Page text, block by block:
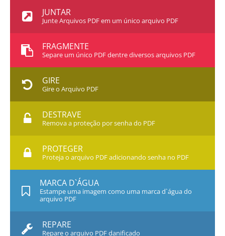
JUNTAR
Junte Arquivos PDF em um único arquivo PDF
FRAGMENTE
Separe um único PDF dentre diversos arquivos PDF
GIRE
Gire o Arquivo PDF
DESTRAVE
Remova a proteção por senha do PDF
PROTEGER
Proteja o arquivo PDF adicionando senha no PDF
MARCA D`ÁGUA
Estampe uma imagem como uma marca d`água do
arquivo PDF
REPARE
Repare o arquivo PDF danificado